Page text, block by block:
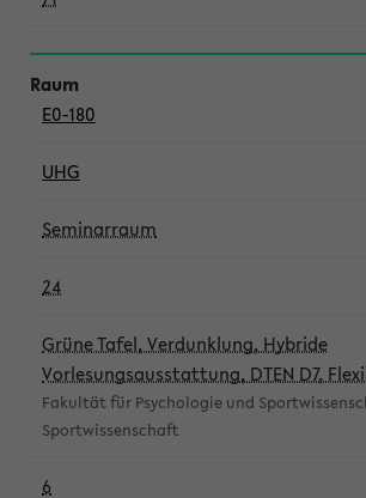
E0-180
UHG
Seminarraum
24
Grüne Tafel, Verdunklung, Hybride
Vorlesungsausstattung, DTEN D7,
Fakultät für Psychologie und
Sportwissenschaft
6